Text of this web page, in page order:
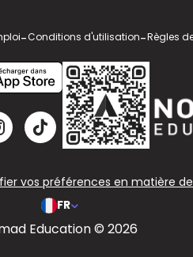
-Conditions d'utilisation-Règles
vos préférences en matière
FR
Education © 2026